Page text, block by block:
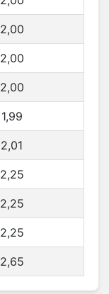
2,00
2,00
2,00
1,99
2,01
2,25
2,25
2,25
2,65